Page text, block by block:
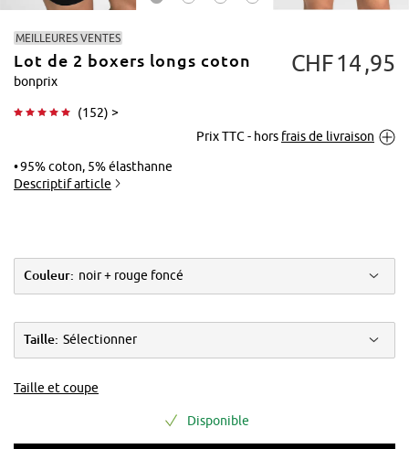
Tapoter pour
MEILLEURES VENTES
Lot de 2 boxers longs coton
bonprix
(152) >
CHF14 95
Prix TTC - hors frais de livraison
95% coton, 5% élasthanne
Descriptif article
Couleur: noir + rouge foncé
Taille: Sélectionner
Taille et coupe
Disponible